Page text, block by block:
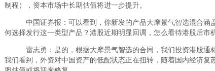
制程），资本市场中长期估值将进一步提升。
中国证券报：可以看到，你新发的产品大摩景气智选混合涵
何选择发行这一类型产品？港股近期明显回调，怎么看待港股后市
雷志勇：是的，根据大摩景气智选的合同，我们投资港股通
我们看到，外资对中国资产的低配状态正在扭转，随着国内经济